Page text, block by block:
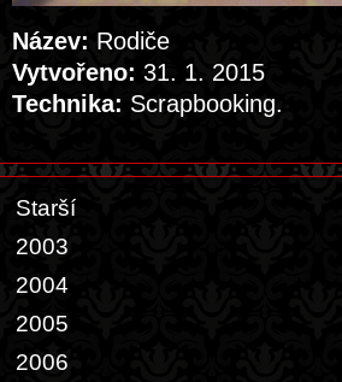
Název: Rodiče
Vytvořeno: 31. 1. 2015
Technika: Scrapbooking.
Starší
2003
2004
2005
2006